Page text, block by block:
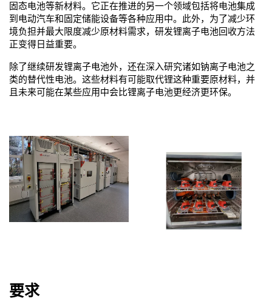
固态电池等新材料。它正在推进的另一个领域包括将电池集成
到电动汽车和固定储能设备等各种应用中。此外，为了减少环
境负担并最大限度减少原材料需求，研发锂离子电池回收方法
正变得日益重要。
除了继续研发锂离子电池外，还在深入研究诸如钠离子电池之
类的替代性电池。这些材料有可能取代锂这种重要原材料，并
且未来可能在某些应用中会比锂离子电池更经济更环保。
要求